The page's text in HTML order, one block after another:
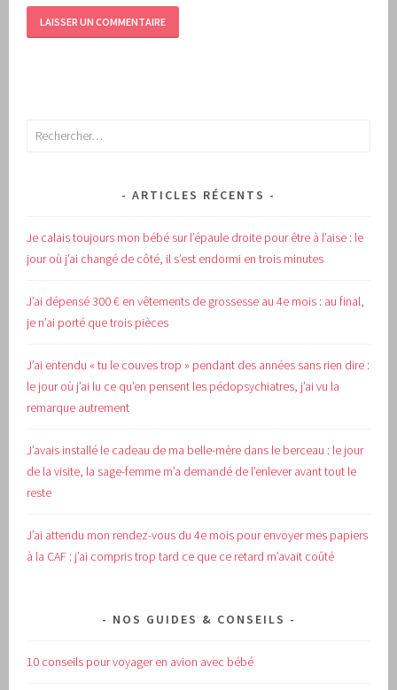
Rechercher :
ARTICLES RÉCENTS
Je calais toujours mon bébé sur l’épaule droite pour être à l’aise : le
jour où j’ai changé de côté, il s’est endormi en trois minutes
J’ai dépensé 300 € en vêtements de grossesse au 4e mois : au final,
je n’ai porté que trois pièces
J’ai entendu « tu le couves trop » pendant des années sans rien dire :
le jour où j’ai lu ce qu’en pensent les pédopsychiatres, j’ai vu la
remarque autrement
J’avais installé le cadeau de ma belle-mère dans le berceau : le jour
de la visite, la sage-femme m’a demandé de l’enlever avant tout le
reste
J’ai attendu mon rendez-vous du 4e mois pour envoyer mes papiers
à la CAF : j’ai compris trop tard ce que ce retard m’avait coûté
NOS GUIDES & CONSEILS
10 conseils pour voyager en avion avec bébé